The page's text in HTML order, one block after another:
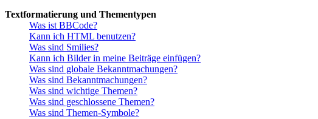
Textformatierung und Thementypen
Was ist BBCode?
Kann ich HTML benutzen?
Was sind Smilies?
Kann ich Bilder in meine Beiträge einfügen?
Was sind globale Bekanntmachungen?
Was sind Bekanntmachungen?
Was sind wichtige Themen?
Was sind geschlossene Themen?
Was sind Themen-Symbole?